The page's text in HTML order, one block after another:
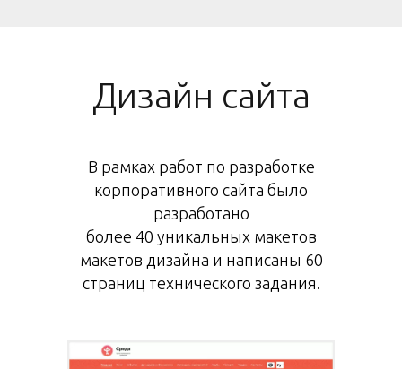
Дизайн сайта
В рамках работ по разработке
корпоративного сайта было
разработано
более 40 уникальных макетов
макетов дизайна и написаны 60
страниц технического задания.